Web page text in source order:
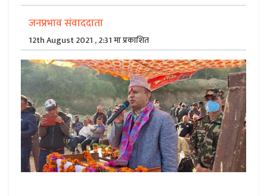
जनप्रभाव संवाददाता
12th August 2021 , 2:31 मा प्रकाशित